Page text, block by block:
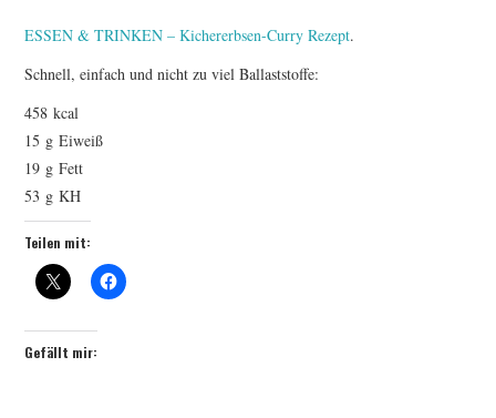
LAUFTREFF HAHNHEIM
RUNNING
TRAINING
KONTAKT, IMPRESSUM,
DATENSCHUTZ
ESSEN & TRINKEN – Kichererbsen-Curry Rezept.
Schnell, einfach und nicht zu viel Ballaststoffe:
458 kcal
15 g Eiweiß
19 g Fett
53 g KH
Teilen mit:
Gefällt mir: